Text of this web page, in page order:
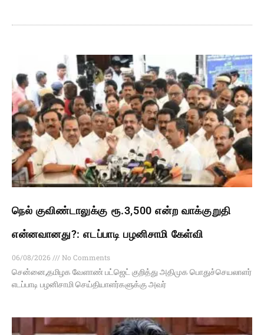
நெல் குவிண்டாலுக்கு ரூ.3,500 என்ற வாக்குறுதி
என்னவானது?: எடப்பாடி பழனிசாமி கேள்வி
06/08/2026
No Comments
சென்னை,தமிழக வேளாண் பட்ஜெட் குறித்து அதிமுக பொதுச்செயலாளர்
எடப்பாடி பழனிசாமி செய்தியாளர்களுக்கு அவர்